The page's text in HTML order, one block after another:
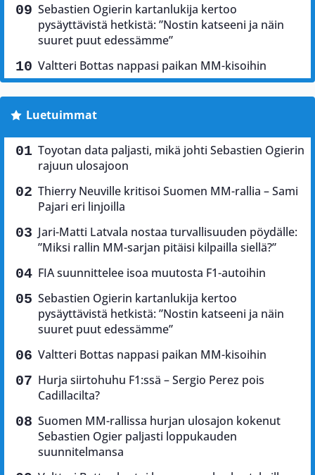
Sebastien Ogierin kartanlukija kertoo
pysäyttävistä hetkistä: ”Nostin katseeni ja näin
suuret puut edessämme”
Valtteri Bottas nappasi paikan MM-kisoihin
Luetuimmat
Toyotan data paljasti, mikä johti Sebastien Ogierin
rajuun ulosajoon
Thierry Neuville kritisoi Suomen MM-rallia – Sami
Pajari eri linjoilla
Jari-Matti Latvala nostaa turvallisuuden pöydälle:
”Miksi rallin MM-sarjan pitäisi kilpailla siellä?”
FIA suunnittelee isoa muutosta F1-autoihin
Sebastien Ogierin kartanlukija kertoo
pysäyttävistä hetkistä: ”Nostin katseeni ja näin
suuret puut edessämme”
Valtteri Bottas nappasi paikan MM-kisoihin
Hurja siirtohuhu F1:ssä – Sergio Perez pois
Cadillacilta?
Suomen MM-rallissa hurjan ulosajon kokenut
Sebastien Ogier paljasti loppukauden
suunnitelmansa